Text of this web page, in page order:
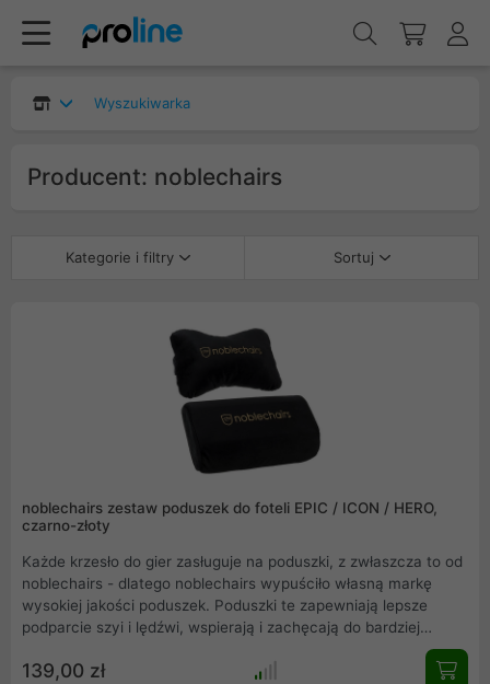
Wyszukiwarka
Producent: noblechairs
Kategorie i filtry Sortuj
noblechairs zestaw poduszek do foteli EPIC / ICON / HERO,
czarno-złoty
Każde krzesło do gier zasługuje na poduszki, z zwłaszcza to od
noblechairs - dlatego noblechairs wypuściło własną markę
wysokiej jakości poduszek. Poduszki te zapewniają lepsze
podparcie szyi i lędźwi, wspierają i zachęcają do bardziej
jeszcze bardziej wygodnymi niż były do tej pory. Dzięki
139,00 zł